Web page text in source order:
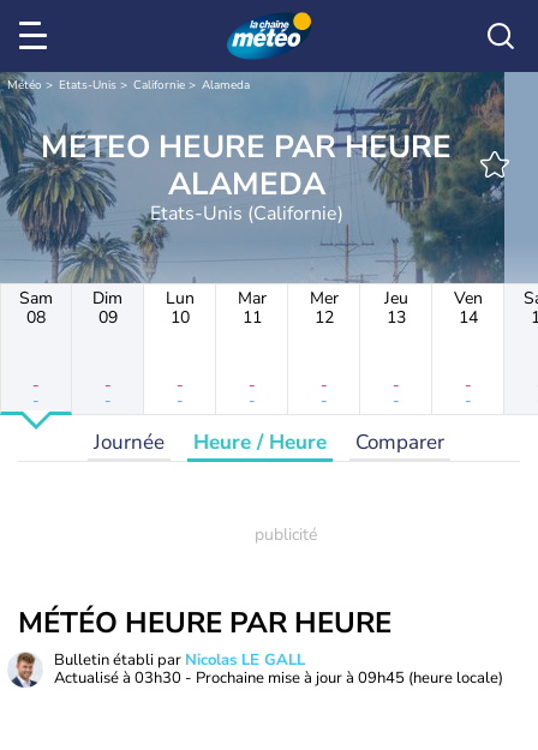
Météo Etats-Unis Californie Alameda
METEO HEURE PAR HEURE
ALAMEDA
Etats-Unis (Californie)
Sam
08
-
-
Dim
09
-
-
Lun
10
-
-
Mar
11
-
-
Mer
12
-
-
Jeu
13
-
-
Ven
14
-
-
Journée Heure / Heure Comparer
MÉTÉO HEURE PAR HEURE
Bulletin établi par Nicolas LE GALL
Actualisé à 03h30 - Prochaine mise à jour à 09h45 (heure locale)